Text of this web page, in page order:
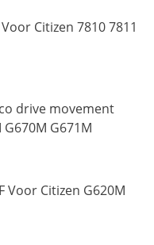
Citizen 7810 7811
drive movement
G671M
Voor Citizen G620M